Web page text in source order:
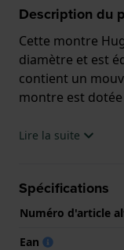
Description du
Cette montre
diamètre et est
contient un
montre est
La montre est 3
.
Lire la suite
Spécifications
Numéro d'article
Ean